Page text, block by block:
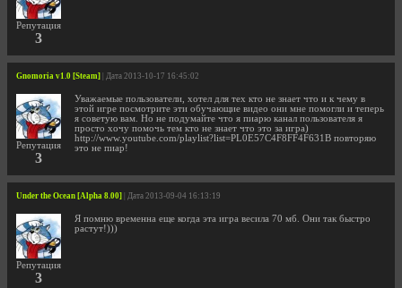
Репутация
3
Gnomoria v1.0 [Steam] | Дата 2013-10-17 16:45:02
Репутация
3
Уважаемые пользователи, хотел для тех кто не знает что и к чему в
этой игре посмотрите эти обучающие видео они мне помогли и теперь
я советую вам. Но не подумайте что я пиарю канал пользователя я
просто хочу помочь тем кто не знает что это за игра)
http://www.youtube.com/playlist?list=PL0E57C4F8FF4F631B повторяю
это не пиар!
Under the Ocean [Alpha 8.00] | Дата 2013-09-04 16:13:19
Репутация
3
Я помню временна еще когда эта игра весила 70 мб. Они так быстро
растут!)))